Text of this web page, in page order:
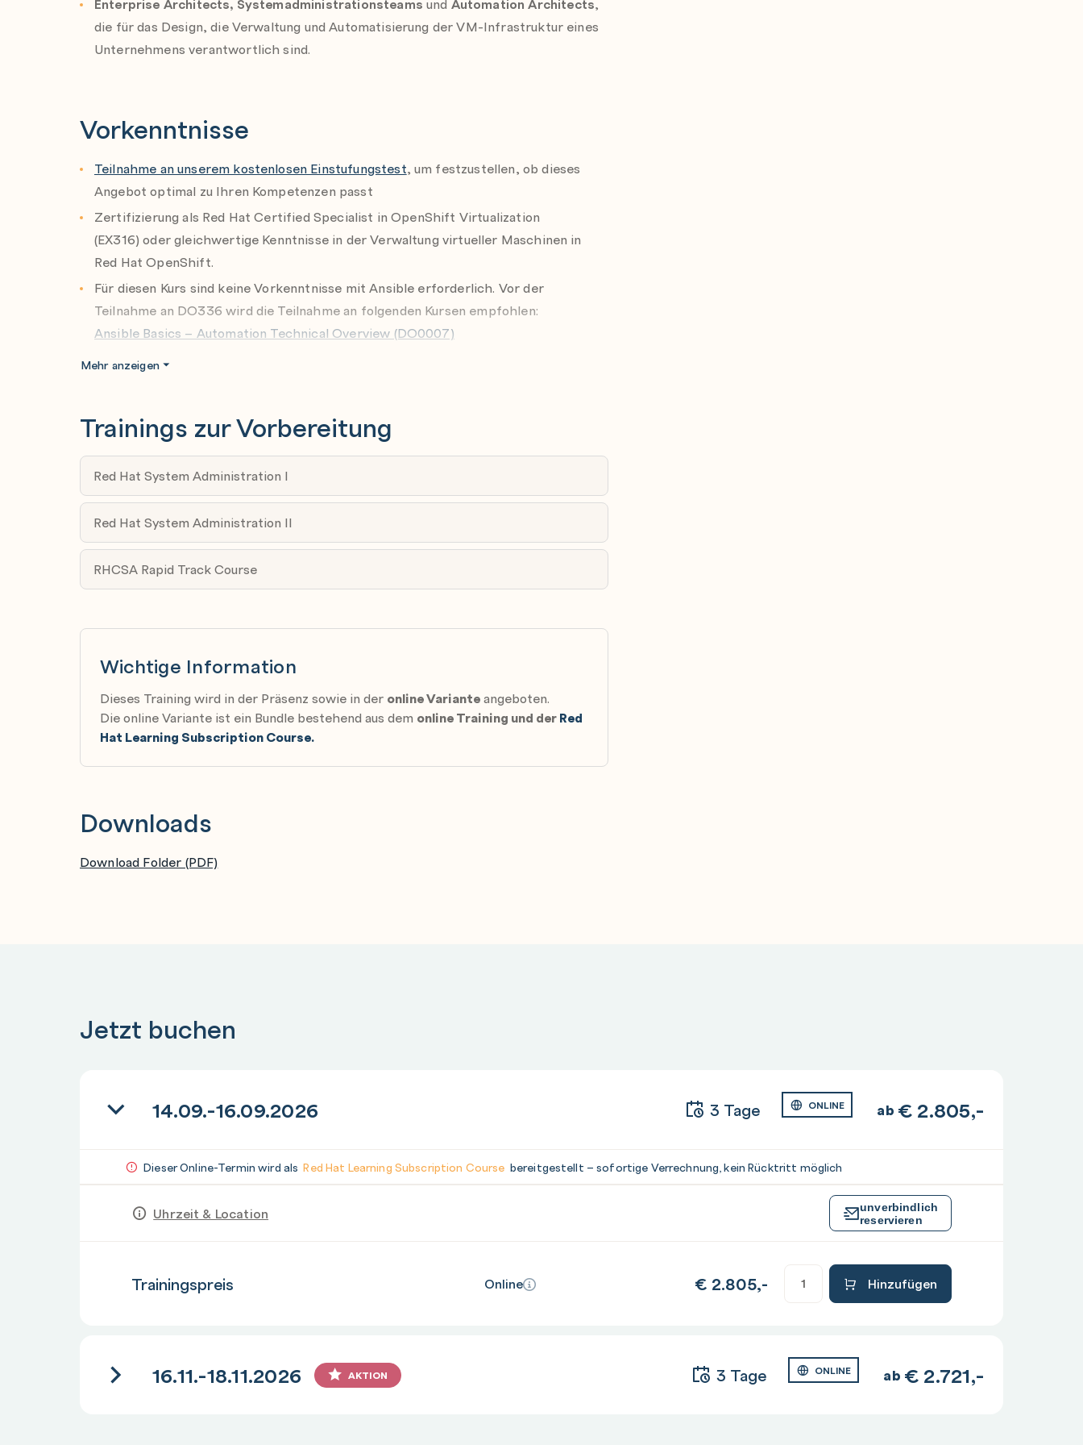
Virtualization mit Ansible Automation Platform und dem Operator des Migrations-
Toolkits für die Virtualisierung
Automatisierte Erstellung und Verwaltung virtueller Maschinen in einem Cluster von
Cluster von Red Hat OpenShift Virtualization mit dem Ansible Automation Platform
Enterprise Architects, Systemadministrationsteams und Automation Architects,
die für das Design, die Verwaltung und Automatisierung der VM-Infrastruktur eines
Unternehmens verantwortlich sind.
Vorkenntnisse
Teilnahme an unserem kostenlosen Einstufungstest, um festzustellen, ob dieses
Angebot optimal zu Ihren Kompetenzen passt
Zertifizierung als Red Hat Certified Specialist in OpenShift Virtualization
(EX316) oder gleichwertige Kenntnisse in der Verwaltung virtueller Maschinen in
Red Hat OpenShift.
Für diesen Kurs sind keine Vorkenntnisse mit Ansible erforderlich. Vor der
Teilnahme an DO336 wird die Teilnahme an folgenden Kursen empfohlen:
Ansible Basics – Automation Technical Overview (DO0007)
OpenShift Cluster und OpenShift Virtualization lassen sich zwar auch ohne Linux-
werden: Red Hat System Administration I (RH124) und Red Hat System
Mehr anzeigen
Trainings zur Vorbereitung
Red Hat System Administration I
Red Hat System Administration II
RHCSA Rapid Track Course
Wichtige Information
Dieses Training wird in der Präsenz sowie in der online Varianteangeboten.
Die online Variante ist ein Bundle bestehend aus dem online Training und derRed
Hat Learning Subscription Course.
Downloads
Download Folder (PDF)
Jetzt buchen
14.09.-16.09.2026 3 Tage ONLINE ab € 2.805,-
Dieser Online-Termin wird alsRed Hat Learning Subscription Course bereitgestellt – sofortige Verrechnung, kein Rücktritt möglich
Uhrzeit & Location
unverbindlich
reservieren
Trainingspreis Online € 2.805,- Hinzufügen
16.11.-18.11.2026 AKTION 3 Tage ONLINE ab € 2.721,-